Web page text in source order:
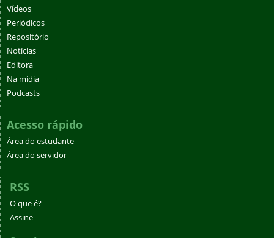
Vídeos
Periódicos
Repositório
Notícias
Editora
Na mídia
Podcasts
Acesso rápido
Área do estudante
Área do servidor
RSS
O que é?
Assine